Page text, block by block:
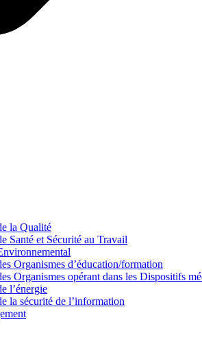
la Qualité
Santé et Sécurité au Travail
Organismes d’éducation/formation
Organismes opérant dans les Dispositifs
l’énergie
la sécurité de l’information